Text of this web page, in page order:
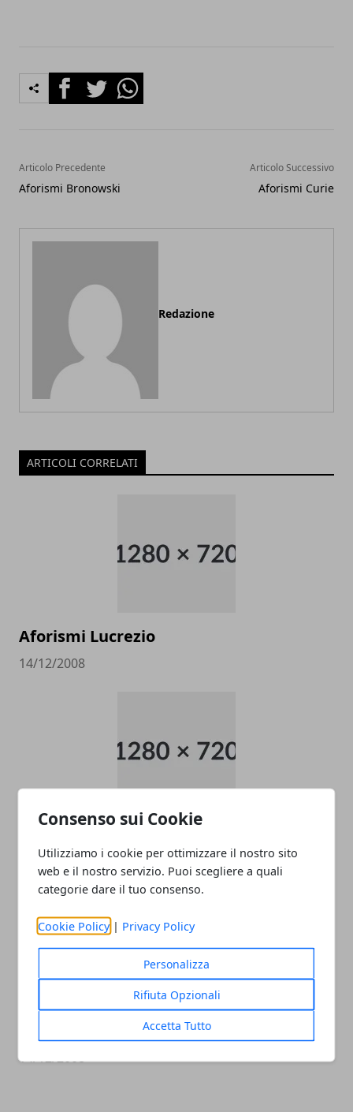
Consenso sui Cookie
Utilizziamo i cookie per ottimizzare il nostro sito
web e il nostro servizio. Puoi scegliere a quali
categorie dare il tuo consenso.
Cookie Policy | Privacy Policy
Personalizza
Rifiuta Opzionali
Accetta Tutto
FacebookTwitterWhatsapp
Articolo Precedente
Aforismi Bronowski
Articolo Successivo
Aforismi Curie
Redazione
ARTICOLI CORRELATI
Aforismi Lucrezio
14/12/2008
14/12/2008
Aforismi Lavoisier
14/12/2008